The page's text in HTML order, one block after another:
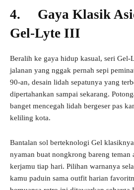
4. Gaya Klasik
Gel-Lyte III
Beralih ke gaya hidup kasual, seri
jalanan yang nggak pernah sepi
90-an, desain lidah sepatunya yang
dipertahankan sampai sekarang.
banget mencegah lidah bergeser pas
keliling kota.
Bantalan sol berteknologi Gel
nyaman buat nongkrong bareng teman
kerjamu tiap hari. Pilihan warnanya
kamu paduin sama outfit harian